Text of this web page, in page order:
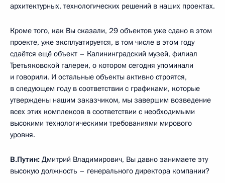
архитектурных, технологических решений в наших проектах.
Кроме того, как Вы сказали, 29 объектов уже сдано в этом
проекте, уже эксплуатируется, в том числе в этом году
сдаётся ещё объект – Калининградский музей, филиал
Третьяковской галереи, о котором сегодня упоминали
и говорили. И остальные объекты активно строятся,
в следующем году в соответствии с графиками, которые
утверждены нашим заказчиком, мы завершим возведение
всех этих комплексов в соответствии с необходимыми
высокими технологическими требованиями мирового
уровня.
В.Путин: Дмитрий Владимирович, Вы давно занимаете эту
высокую должность – генерального директора компании?